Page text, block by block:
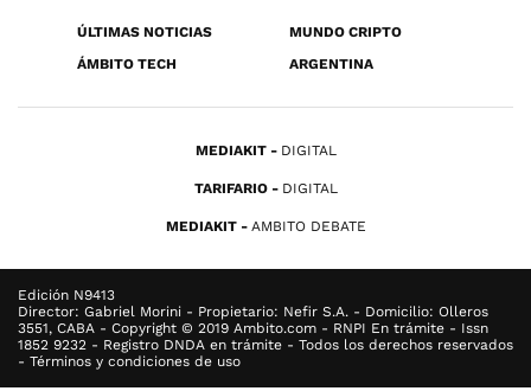
ÚLTIMAS NOTICIAS
MUNDO CRIPTO
ÁMBITO TECH
ARGENTINA
MEDIAKIT DIGITAL
TARIFARIO DIGITAL
MEDIAKIT AMBITO DEBATE
Edición N9413
Director: Gabriel Morini - Propietario: Nefir S.A. - Domicilio: Olleros
3551, CABA - Copyright © 2019 Ambito.com - RNPI En trámite - Issn
1852 9232 - Registro DNDA en trámite - Todos los derechos reservados
- Términos y condiciones de uso